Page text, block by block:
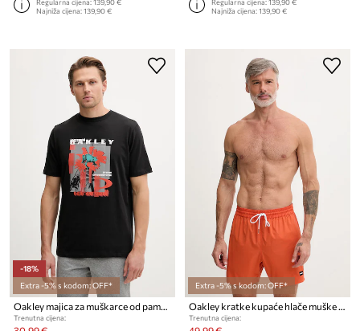
Najniža cijena:139,90 €
Najniža cijena:139,90 €
-18%
Extra -5% s kodom: OFF*
Oakley majica za muškarce od pamuka FUTURESCAPE FROG
Trenutna cijena:
Extra -5% s kodom: OFF*
Oakley kratke kupaće hlače muške ROBINSON
Trenutna cijena: